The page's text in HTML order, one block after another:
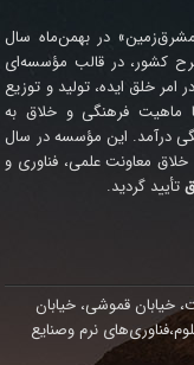
در بهمن‌ماه سال
کشور، در قالب مؤسسه‌ای
۱۴۰۱ باهدف تسهیل در امر خلق ایده، تولید و توزیع
ماهیت فرهنگی و خلاق به
درآمد. این مؤسسه در سال
خلاق معاونت علمی، فناوری و
تأیید گردید.
خیابان قموشی، خیابان
نرم وصنایع